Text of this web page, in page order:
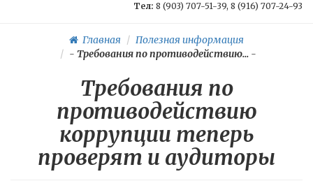
Тел: 8 (903) 707-51-39, 8 (916) 707-24-93
Главная
Полезная информация
- Требования по противодействию... -
Требования по
противодействию
коррупции теперь
проверят и аудиторы